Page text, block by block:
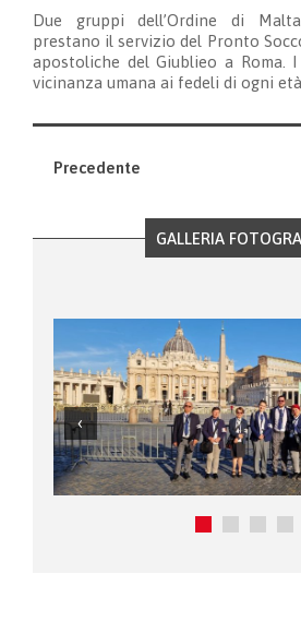
Due gruppi dell’Ordine di
prestano il servizio del Pronto
apostoliche del Giublieo a Roma.
vicinanza umana ai fedeli di ogni età.
Precedente
GALLERIA